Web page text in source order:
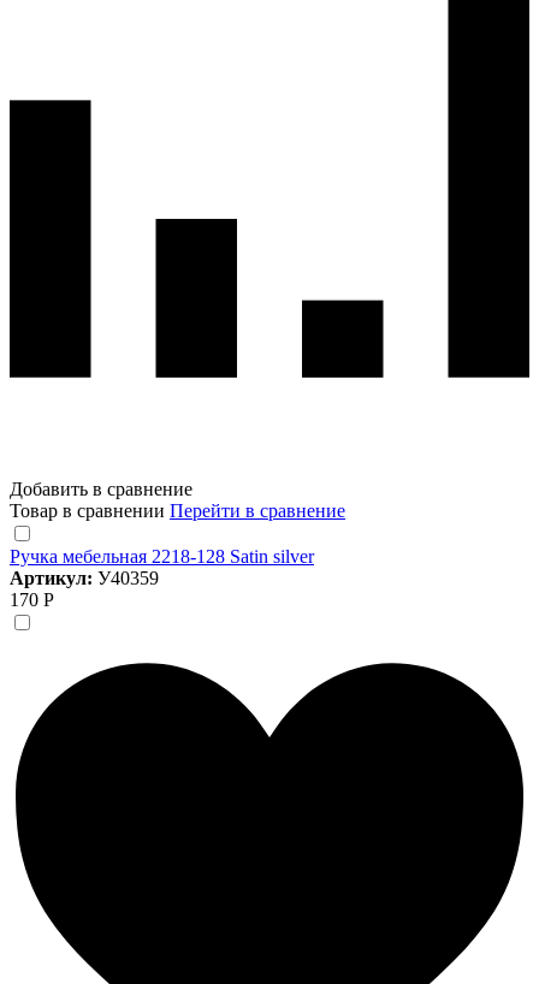
Добавить в сравнение
Товар в сравнении Перейти в сравнение
Ручка мебельная 2218-128 Satin silver
Артикул: У40359
170 Р